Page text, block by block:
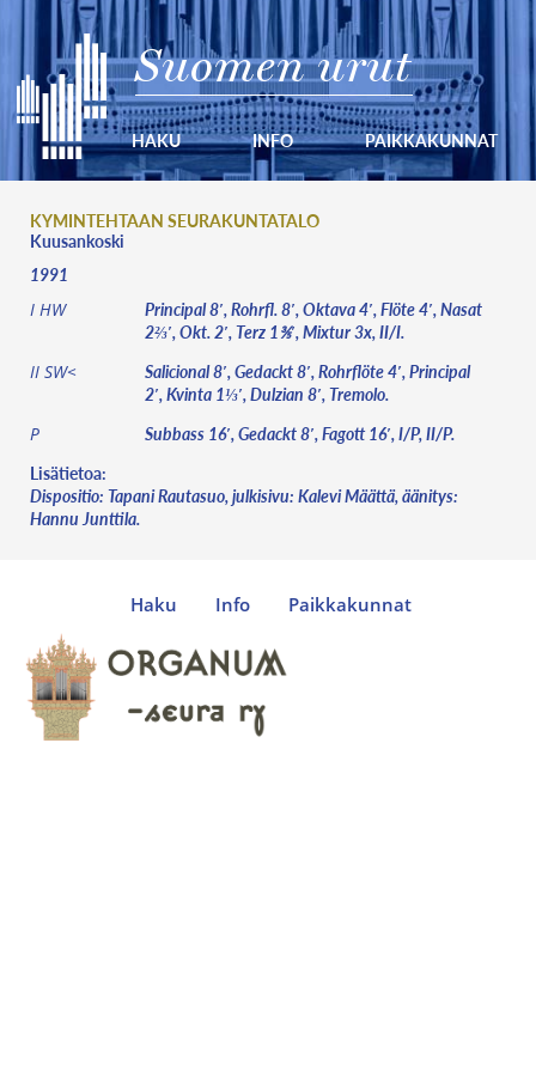
Suomen urut
HAKU INFO PAIKKAKUNNAT
KYMINTEHTAAN SEURAKUNTATALO
Kuusankoski
1991
I HW
Principal 8′, Rohrfl. 8′, Oktava 4′, Flöte 4′, Nasat
2⅔′, Okt. 2′, Terz 1⅗′, Mixtur 3x, II/I.
II SW<
Salicional 8′, Gedackt 8′, Rohrflöte 4′, Principal
2′, Kvinta 1⅓′, Dulzian 8′, Tremolo.
P
Subbass 16′, Gedackt 8′, Fagott 16′, I/P, II/P.
Lisätietoa:
Dispositio: Tapani Rautasuo, julkisivu: Kalevi Määttä, äänitys:
Hannu Junttila.
Haku Info Paikkakunnat